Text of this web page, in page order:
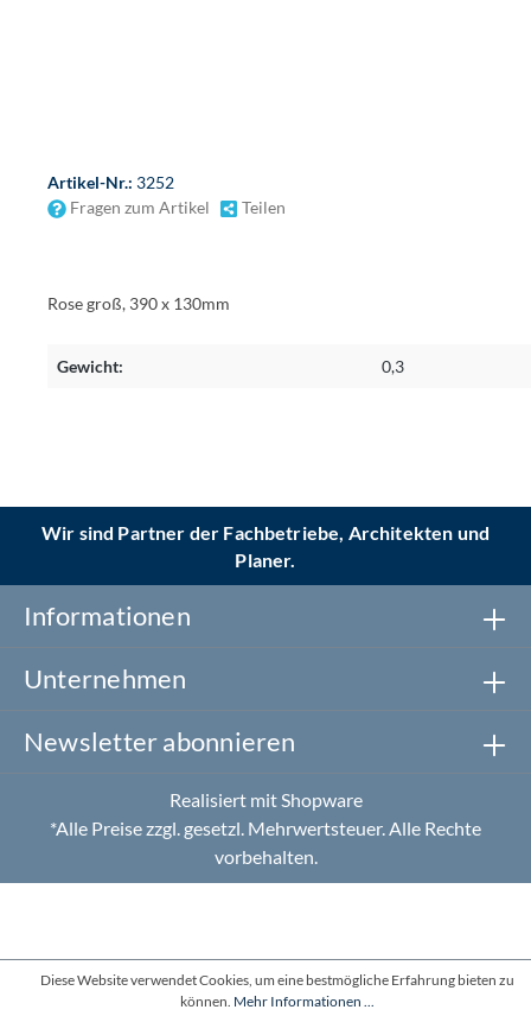
Artikel-Nr.: 3252
Fragen zum Artikel
Teilen
Rose groß, 390 x 130mm
Gewicht: 0,3
Wir sind Partner der Fachbetriebe, Architekten und
Planer.
Informationen
Unternehmen
Newsletter abonnieren
Realisiert mit Shopware
*Alle Preise zzgl. gesetzl. Mehrwertsteuer. Alle Rechte
vorbehalten.
Diese Website verwendet Cookies, um eine bestmögliche Erfahrung bieten zu
können. Mehr Informationen ...